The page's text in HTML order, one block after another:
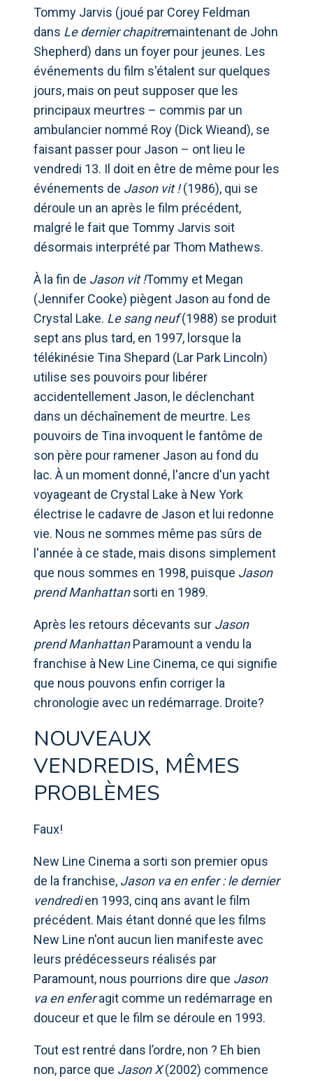
Tommy Jarvis (joué par Corey Feldman
dans Le dernier chapitremaintenant de John
Shepherd) dans un foyer pour jeunes. Les
événements du film s'étalent sur quelques
jours, mais on peut supposer que les
principaux meurtres – commis par un
ambulancier nommé Roy (Dick Wieand), se
faisant passer pour Jason – ont lieu le
vendredi 13. Il doit en être de même pour les
événements de Jason vit !(1986), qui se
déroule un an après le film précédent,
malgré le fait que Tommy Jarvis soit
désormais interprété par Thom Mathews.
À la fin de Jason vit !Tommy et Megan
(Jennifer Cooke) piègent Jason au fond de
Crystal Lake. Le sang neuf(1988) se produit
sept ans plus tard, en 1997, lorsque la
télékinésie Tina Shepard (Lar Park Lincoln)
utilise ses pouvoirs pour libérer
accidentellement Jason, le déclenchant
dans un déchaînement de meurtre. Les
pouvoirs de Tina invoquent le fantôme de
son père pour ramener Jason au fond du
lac. À un moment donné, l'ancre d'un yacht
voyageant de Crystal Lake à New York
électrise le cadavre de Jason et lui redonne
vie. Nous ne sommes même pas sûrs de
l'année à ce stade, mais disons simplement
que nous sommes en 1998, puisque Jason
prend Manhattansorti en 1989.
Après les retours décevants sur Jason
prend ManhattanParamount a vendu la
franchise à New Line Cinema, ce qui signifie
que nous pouvons enfin corriger la
chronologie avec un redémarrage. Droite?
NOUVEAUX
VENDREDIS, MÊMES
PROBLÈMES
Faux!
New Line Cinema a sorti son premier opus
de la franchise, Jason va en enfer : le dernier
vendredien 1993, cinq ans avant le film
précédent. Mais étant donné que les films
New Line n'ont aucun lien manifeste avec
leurs prédécesseurs réalisés par
Paramount, nous pourrions dire que Jason
va en enferagit comme un redémarrage en
douceur et que le film se déroule en 1993.
Tout est rentré dans l’ordre, non ? Eh bien
non, parce que Jason X(2002) commence